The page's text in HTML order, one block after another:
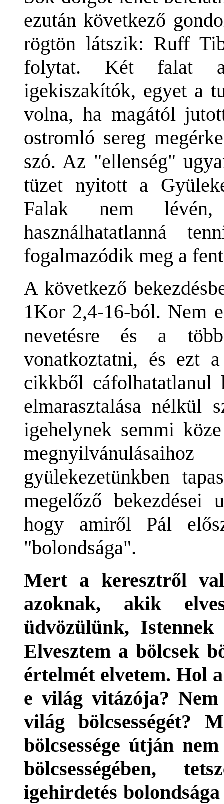
ezután következő
rögtön látszik: Ruff
folytat. Két falat
igekiszakítók, egyet a
volna, ha magától
ostromló sereg
szó. Az "ellenség"
tüzet nyitott a
Falak nem
használhatatlanná
fogalmazódik meg a
A következő
1Kor 2,4-16-ból. Nem
nevetésre és a
vonatkoztatni, és ezt
cikkből
elmarasztalása nélkül
igehelynek semmi
gyülekezetünkben
megelőző bekezdései
hogy amiről Pál
"bolondsága".
Mert a keresztről
azoknak, akik
üdvözülünk,
Elvesztem a bölcsek
értelmét elvetem. Hol
e világ vitázója?
világ bölcsességét?
bölcsessége útján
bölcsességében,
igehirdetés